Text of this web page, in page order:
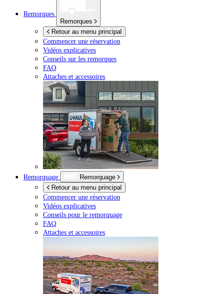
Remorques
Remorques
Retour au menu principal
Commencer une réservation
Vidéos explicatives
Conseils sur les remorques
FAQ
Attaches et accessoires
Remorquage
Remorquage
Retour au menu principal
Commencer une réservation
Vidéos explicatives
Conseils pour le remorquage
FAQ
Attaches et accessoires